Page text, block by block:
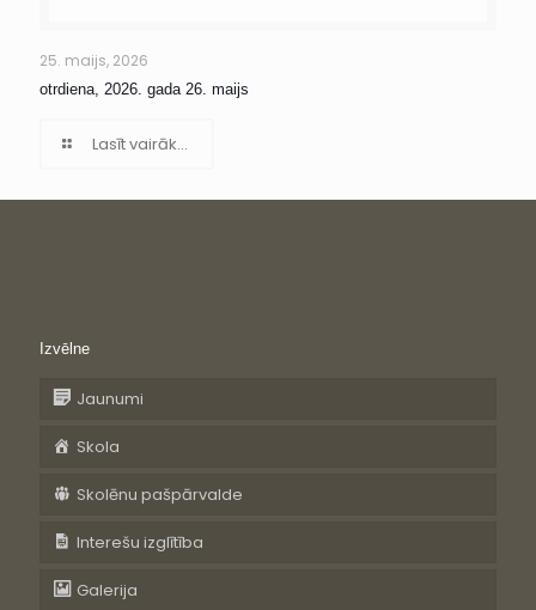
25. maijs, 2026
otrdiena, 2026. gada 26. maijs
Lasīt vairāk...
Izvēlne
Jaunumi
Skola
Skolēnu pašpārvalde
Interešu izglītība
Galerija